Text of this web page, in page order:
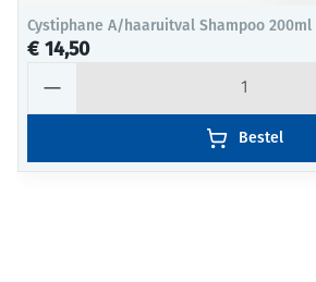
Cystiphane A/haaruitval Shampoo 200ml
€ 14,50
Bestel